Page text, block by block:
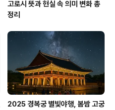
고로시 뜻과 현실 속 의미 변화 총
정리
2025 경복궁 별빛야행, 봄밤 고궁